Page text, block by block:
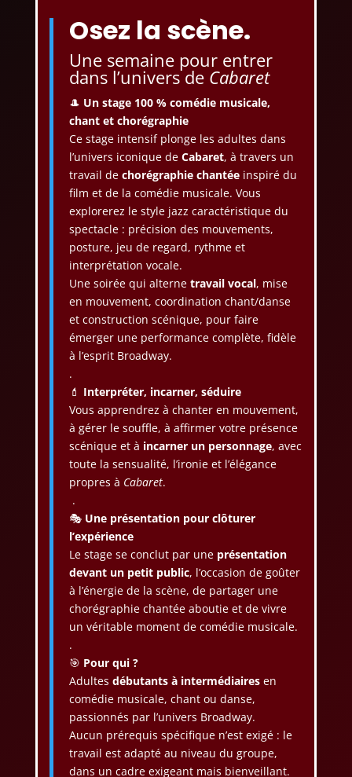
Osez la scène.
Une semaine pour entrer
dans l’univers de Cabaret
🎩 Un stage 100 % comédie musicale,
chant et chorégraphie
Ce stage intensif plonge les adultes dans
l’univers iconique de Cabaret, à travers un
travail de chorégraphie chantéeinspiré du
film et de la comédie musicale. Vous
explorerez le style jazz caractéristique du
spectacle : précision des mouvements,
posture, jeu de regard, rythme et
interprétation vocale.
Une soirée qui alterne travail vocal, mise
en mouvement, coordination chant/danse
et construction scénique, pour faire
émerger une performance complète, fidèle
à l’esprit Broadway.
.
💄 Interpréter, incarner, séduire
Vous apprendrez à chanter en mouvement,
à gérer le souffle, à affirmer votre présence
scénique et à incarner un personnage, avec
toute la sensualité, l’ironie et l’élégance
propres à Cabaret.
.
🎭 Une présentation pour clôturer
l’expérience
Le stage se conclut par une présentation
devant un petit public, l’occasion de goûter
à l’énergie de la scène, de partager une
chorégraphie chantée aboutie et de vivre
un véritable moment de comédie musicale.
.
🎯 Pour qui ?
Adultes débutants à intermédiairesen
comédie musicale, chant ou danse,
passionnés par l’univers Broadway.
Aucun prérequis spécifique n’est exigé : le
travail est adapté au niveau du groupe,
dans un cadre exigeant mais bienveillant.